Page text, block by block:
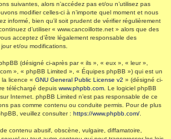
suivantes, alors n’accédez pas et/ou n’utilisez pas
modifier celles-ci à n’importe quel moment et nous
informé, bien qu’il soit prudent de vérifier régulièrement
d’utiliser « www.cancoillotte.net » alors que des
acceptez d’être légalement responsable des
et/ou modifications.
(désigné ci-après par « ils », « eux », « leur »,
», « phpBB Limited », « Équipes phpBB ») qui est un
licence « GNU General Public License v2 » (désigné ci-
téléchargé depuis www.phpbb.com . Le logiciel phpBB
Internet. phpBB Limited n’est pas responsable de ce
pas comme contenu ou conduite permis. Pour de plus
veuillez consulter : https://www.phpbb.com/
contenu abusif, obscène, vulgaire, diffamatoire,